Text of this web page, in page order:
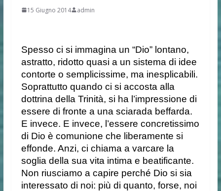
15 Giugno 2014 admin
Spesso ci si immagina un “Dio” lontano,
astratto, ridotto quasi a un sistema di idee
contorte o semplicissime, ma inesplicabili.
Soprattutto quando ci si accosta alla
dottrina della Trinità, si ha l’impressione di
essere di fronte a una sciarada beffarda.
E invece. E invece, l’essere concretissimo
di Dio è comunione che liberamente si
effonde. Anzi, ci chiama a varcare la
soglia della sua vita intima e beatificante.
Non riusciamo a capire perché Dio si sia
interessato di noi: più di quanto, forse, noi